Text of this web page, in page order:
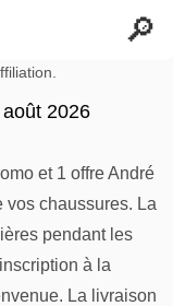
2026
et 1 offre André
chaussures. La
pendant les
à la
La livraison